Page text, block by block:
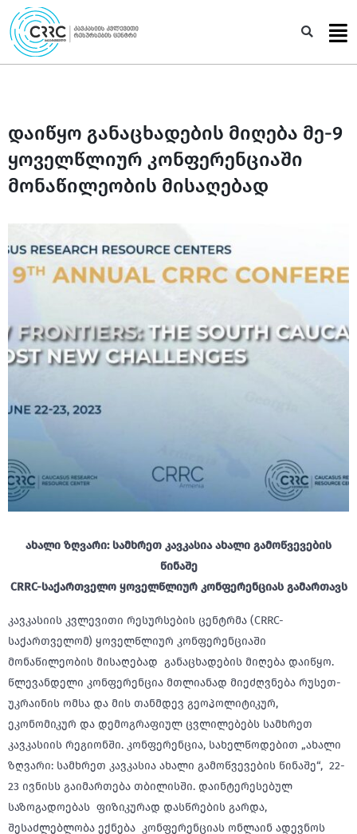
Skip
to
content
დაიწყო განაცხადების მიღება მე-9
ყოველწლიურ კონფერენციაში
მონაწილეობის მისაღებად
ახალი ზღვარი: სამხრეთ კავკასია ახალი გამოწვევების
წინაშე
CRRC-საქართველო ყოველწლიურ კონფერენციას გამართავს
კავკასიის კვლევითი რესურსების ცენტრმა (CRRC-
საქართველომ) ყოველწლიურ კონფერენციაში
მონაწილეობის მისაღებად განაცხადების მიღება დაიწყო.
წლევანდელი კონფერენცია მთლიანად მიეძღვნება რუსეთ-
უკრაინის ომსა და მის თანმდევ გეოპოლიტიკურ,
ეკონომიკურ და დემოგრაფიულ ცვლილებებს სამხრეთ
კავკასიის რეგიონში. კონფერენცია, სახელწოდებით „ახალი
ზღვარი: სამხრეთ კავკასია ახალი გამოწვევების წინაშე“, 22-
23 ივნისს გაიმართება თბილისში. დაინტერესებულ
საზოგადოებას ფიზიკურად დასწრების გარდა,
შესაძლებლობა ექნება კონფერენციას ონლაინ ადევნოს